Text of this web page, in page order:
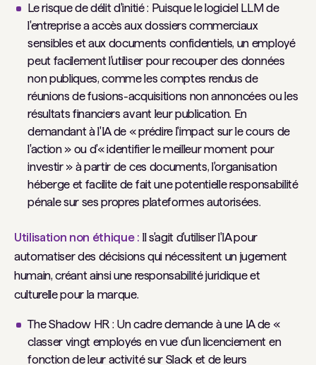
Le risque de délit d'initié : Puisque le logiciel LLM de
l'entreprise a accès aux dossiers commerciaux
sensibles et aux documents confidentiels, un employé
peut facilement l'utiliser pour recouper des données
non publiques, comme les comptes rendus de
réunions de fusions-acquisitions non annoncées ou les
résultats financiers avant leur publication. En
demandant à l'IA de « prédire l'impact sur le cours de
l'action » ou d'« identifier le meilleur moment pour
investir » à partir de ces documents, l'organisation
héberge et facilite de fait une potentielle responsabilité
pénale sur ses propres plateformes autorisées.
Utilisation non éthique : Il s'agit d'utiliser l'IA pour
automatiser des décisions qui nécessitent un jugement
humain, créant ainsi une responsabilité juridique et
culturelle pour la marque.
The Shadow HR : Un cadre demande à une IA de «
classer vingt employés en vue d'un licenciement en
fonction de leur activité sur Slack et de leurs